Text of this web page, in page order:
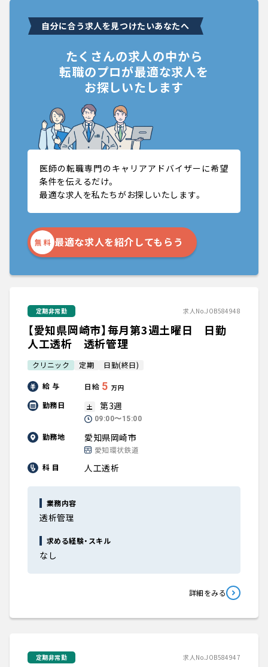
自分に合う求人を見つけたいあなたへ
たくさんの求人の中から
転職のプロが最適な求人を
お探しいたします
医師の転職専門のキャリアアドバイザーに希望
条件を伝えるだけ。
最適な求人を私たちがお探しいたします。
無 料 最適な求人を紹介してもらう
定期非常勤 求人No.JOB584948
【愛知県岡崎市】毎月第3週土曜日 日勤
人工透析 透析管理
クリニック 定期 日勤(終日)
給 与 日給 5 万円
勤務日 土 第3週
09:00〜15:00
勤務地 愛知県岡崎市
愛知環状鉄道
科 目
人工透析
業務内容
透析管理
求める経験・スキル
なし
詳細をみる
定期非常勤 求人No.JOB584947